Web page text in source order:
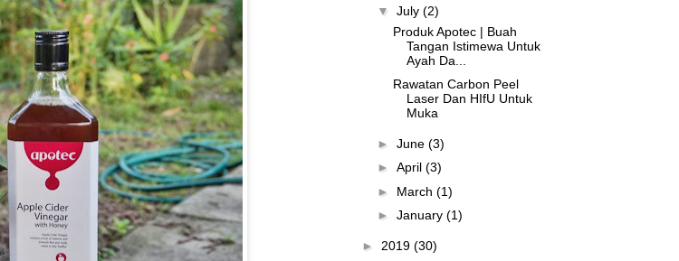
▼ July (2)
Produk Apotec | Buah
Tangan Istimewa Untuk
Ayah Da...
Rawatan Carbon Peel
Laser Dan HIfU Untuk
Muka
► June (3)
► April (3)
► March (1)
► January (1)
► 2019 (30)